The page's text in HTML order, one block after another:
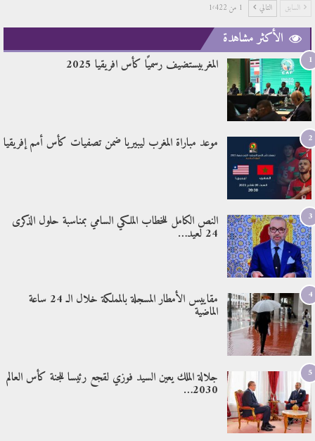
السابق التالي 1 من 1٬422
الأكثر مشاهدة
1 المغربيستضيف رسميًا كأس افريقيا 2025
2 موعد مباراة المغرب ليبيريا ضمن تصفيات كأس أمم إفريقيا
3 النص الكامل للخطاب الملكي السامي بمناسبة حلول الذكرى
24 لعيد…
4 مقاييس الأمطار المسجلة بالمملكة خلال الـ 24 ساعة
الماضية
5 جلالة الملك يعين السيد فوزي لقجع رئيسا للجنة كأس العالم
2030…